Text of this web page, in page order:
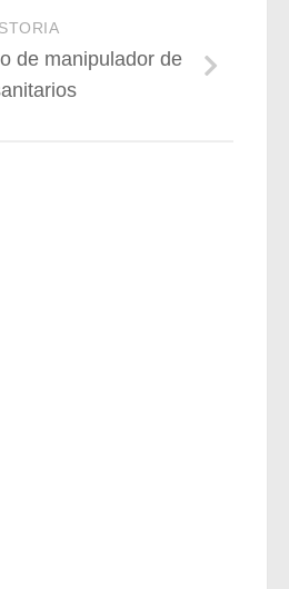
de manipulador de